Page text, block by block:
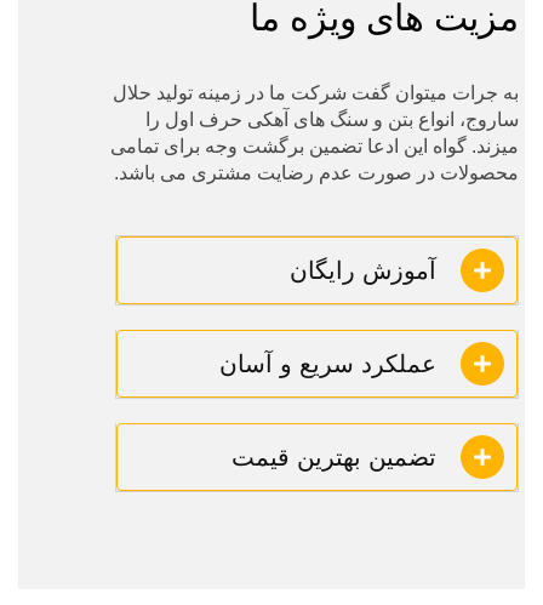
مزیت های ویژه ما
به جرات میتوان گفت شرکت ما در زمینه تولید حلال
ساروج، انواع بتن و سنگ های آهکی حرف اول را
میزند. گواه این ادعا تضمین برگشت وجه برای تمامی
محصولات در صورت عدم رضایت مشتری می باشد.
آموزش رایگان
عملکرد سریع و آسان
تضمین بهترین قیمت